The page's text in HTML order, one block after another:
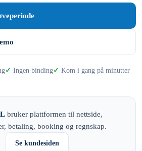
Ingen binding Kom i gang på minutter
bruker plattformen til nettside,
betaling, booking og regnskap.
Se kundesiden